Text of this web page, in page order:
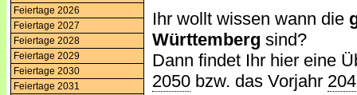
Feiertage 2026
Feiertage 2027
Feiertage 2028
Feiertage 2029
Feiertage 2030
Feiertage 2031
Ihr wollt wissen wann die
Württemberg sind?
Dann findet Ihr hier eine
2050 bzw. das Vorjahr